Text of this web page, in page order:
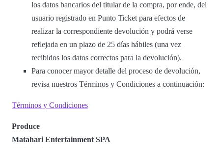
los datos bancarios del titular de la compra, por ende, del
usuario registrado en Punto Ticket para efectos de
realizar la correspondiente devolución y podrá verse
reflejada en un plazo de 25 días hábiles (una vez
recibidos los datos correctos para la devolución).
Para conocer mayor detalle del proceso de devolución,
revisa nuestros Términos y Condiciones a continuación:
Términos y Condiciones
Produce
Matahari Entertainment SPA